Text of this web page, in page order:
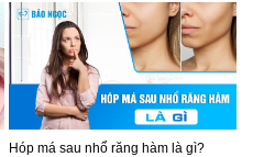
Hóp má sau nhổ răng hàm là gì?